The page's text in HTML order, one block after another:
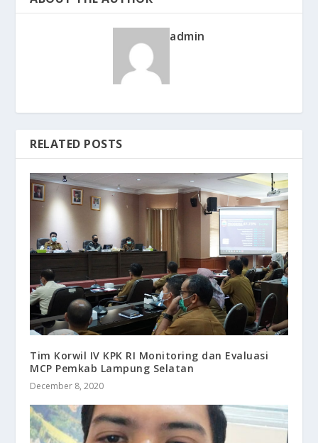
admin
RELATED POSTS
Tim Korwil IV KPK RI Monitoring dan Evaluasi
MCP Pemkab Lampung Selatan
December 8, 2020